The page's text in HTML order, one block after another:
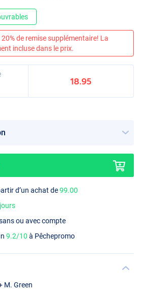
de remise supplémentaire! La
incluse dans le prix.
18.95
d’un achat de99.00
ou avec compte
9.2/10 à Pêchepromo
M. Green